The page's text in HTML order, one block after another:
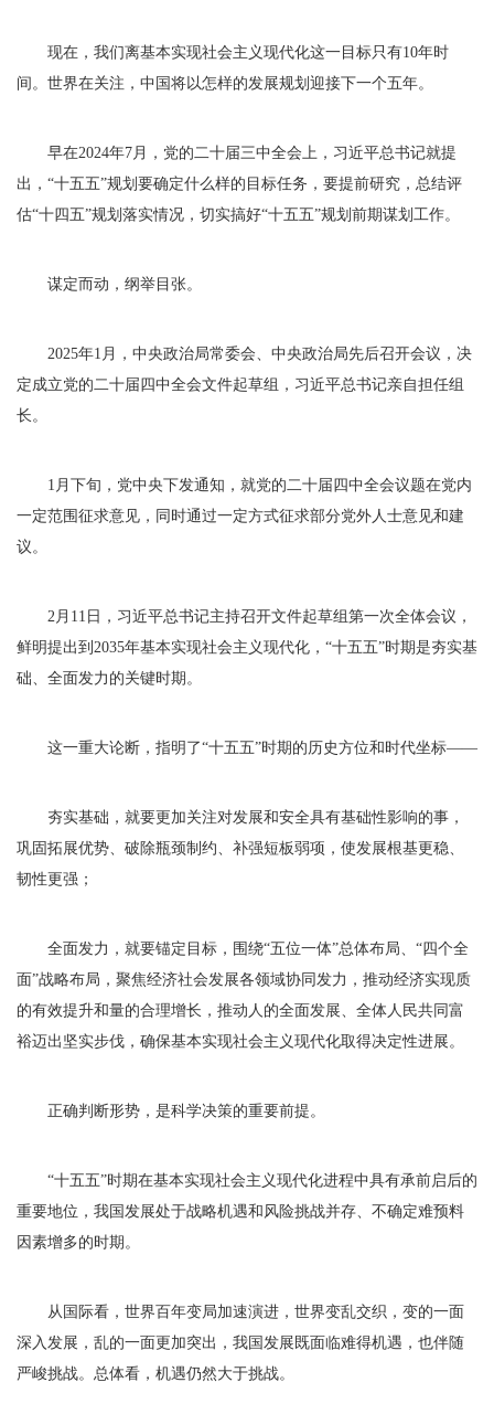
现在，我们离基本实现社会主义现代化这一目标只有10年时
间。世界在关注，中国将以怎样的发展规划迎接下一个五年。
早在2024年7月，党的二十届三中全会上，习近平总书记就提
出，“十五五”规划要确定什么样的目标任务，要提前研究，总结评
估“十四五”规划落实情况，切实搞好“十五五”规划前期谋划工作。
谋定而动，纲举目张。
2025年1月，中央政治局常委会、中央政治局先后召开会议，决
定成立党的二十届四中全会文件起草组，习近平总书记亲自担任组
长。
1月下旬，党中央下发通知，就党的二十届四中全会议题在党内
一定范围征求意见，同时通过一定方式征求部分党外人士意见和建
议。
2月11日，习近平总书记主持召开文件起草组第一次全体会议，
鲜明提出到2035年基本实现社会主义现代化，“十五五”时期是夯实基
础、全面发力的关键时期。
这一重大论断，指明了“十五五”时期的历史方位和时代坐标——
夯实基础，就要更加关注对发展和安全具有基础性影响的事，
巩固拓展优势、破除瓶颈制约、补强短板弱项，使发展根基更稳、
韧性更强；
全面发力，就要锚定目标，围绕“五位一体”总体布局、“四个全
面”战略布局，聚焦经济社会发展各领域协同发力，推动经济实现质
的有效提升和量的合理增长，推动人的全面发展、全体人民共同富
裕迈出坚实步伐，确保基本实现社会主义现代化取得决定性进展。
正确判断形势，是科学决策的重要前提。
“十五五”时期在基本实现社会主义现代化进程中具有承前启后的
重要地位，我国发展处于战略机遇和风险挑战并存、不确定难预料
因素增多的时期。
从国际看，世界百年变局加速演进，世界变乱交织，变的一面
深入发展，乱的一面更加突出，我国发展既面临难得机遇，也伴随
严峻挑战。总体看，机遇仍然大于挑战。